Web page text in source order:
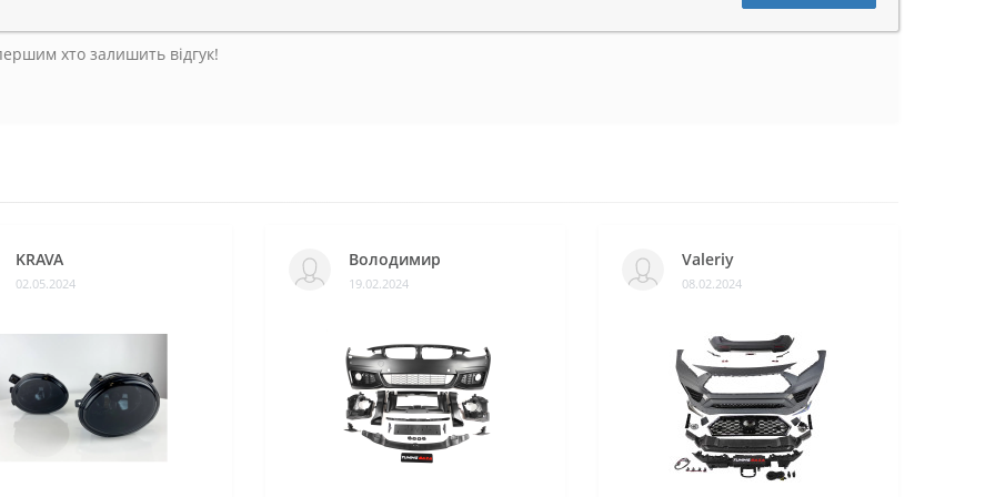
хто залишить відгук!
KRAVA
02.05.2024
Володимир
19.02.2024
Valeriy
08.02.2024